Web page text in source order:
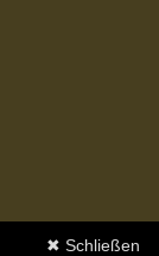
✖ Schließen